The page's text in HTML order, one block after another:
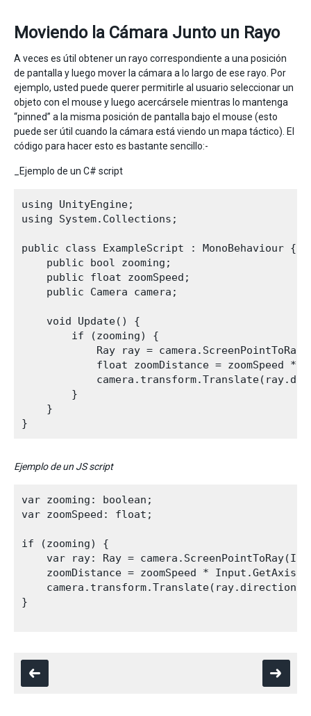
Moviendo la Cámara Junto un Rayo
A veces es útil obtener un rayo correspondiente a una posición
de pantalla y luego mover la cámara a lo largo de ese rayo. Por
ejemplo, usted puede querer permitirle al usuario seleccionar un
objeto con el mouse y luego acercársele mientras lo mantenga
“pinned” a la misma posición de pantalla bajo el mouse (esto
puede ser útil cuando la cámara está viendo un mapa táctico). El
código para hacer esto es bastante sencillo:-
_Ejemplo de un C# script
using UnityEngine;
using System.Collections;
public class ExampleScript : MonoBehaviour {
    public bool zooming;
    public float zoomSpeed;
    public Camera camera;
    void Update() {
        if (zooming) {
Ray ray =
float zoomDistance = zoomSpeed *
        }
    }
Ejemplo de un JS script
var zooming: boolean;
var zoomSpeed: float;
if (zooming) {
var ray: Ray =
zoomDistance = zoomSpeed *
camera.transform.Translate(ray.direction
}